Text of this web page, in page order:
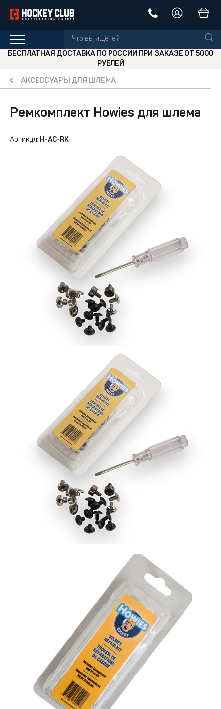
БЕСПЛАТНАЯ ДОСТАВКА ПО РОССИИ ПРИ ЗАКАЗЕ ОТ 5000
РУБЛЕЙ
АКСЕССУАРЫ ДЛЯ ШЛЕМА
Ремкомплект Howies для шлема
Артикул: H-AC-RK